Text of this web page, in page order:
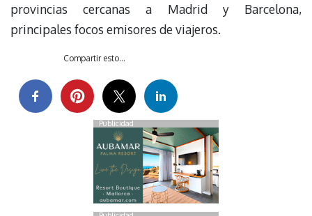
provincias cercanas a Madrid y Barcelona,
principales focos emisores de viajeros.
Compartir esto...
Publicidad